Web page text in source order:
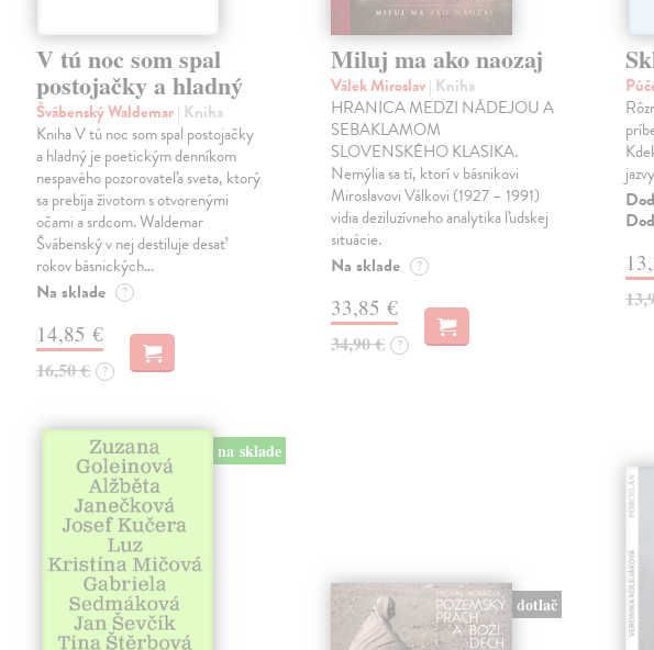
V tú noc som spal
postojačky a hladný
Švábenský Waldemar| Kniha
Kniha V tú noc som spal postojačky
a hladný je poetickým denníkom
nespavého pozorovateľa sveta, ktorý
sa prebíja životom s otvorenými
očami a srdcom. Waldemar
Švábenský v nej destiluje desať
rokov básnických…
Na sklade ?
14,85 €
16,50 € ?
Miluj ma ako naozaj
Válek Miroslav| Kniha
HRANICA MEDZI NÁDEJOU A
SEBAKLAMOM
SLOVENSKÉHO KLASIKA.
Nemýlia sa tí, ktorí v básnikovi
Miroslavovi Válkovi (1927 – 1991)
vidia deziluzívneho analytika ľudskej
situácie.
Na sklade ?
33,85 €
34,90 € ?
na sklade
dotlač